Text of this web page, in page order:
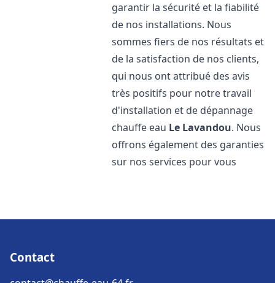
garantir la sécurité et la fiabilité
de nos installations. Nous
sommes fiers de nos résultats et
de la satisfaction de nos clients,
qui nous ont attribué des avis
très positifs pour notre travail
d'installation et de dépannage
chauffe eau Le Lavandou. Nous
offrons également des garanties
sur nos services pour vous
Contact